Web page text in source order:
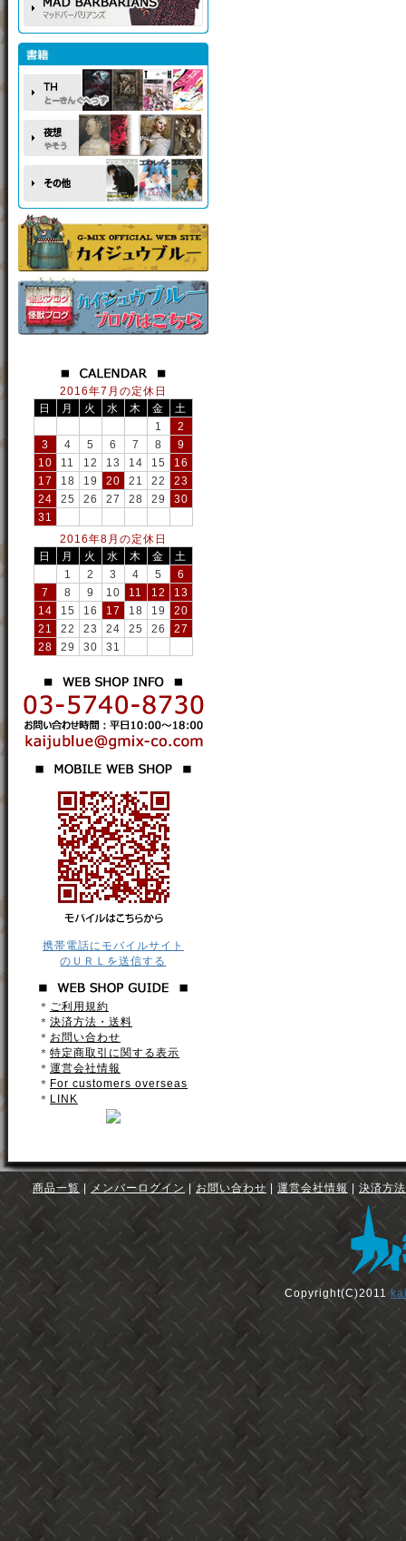
2016年7月の定休日
日
月 火 水 木 金
土
1
2
3
4 5 6 7 8
9
10
11 12 13 14 15
16
17
18 19 20 21 22
23
24
25 26 27 28 29
30
31
2016年8月の定休日
日
月 火 水 木 金
土
1
2 3 4 5
6
7
8 9 10 11 12
13
14
15 16 17 18 19
20
21
22 23 24 25 26
27
28
29 30 31
携帯電話にモバイルサイト
のＵＲＬを送信する
＊ ご利用規約
＊ 決済方法・送料
＊ お問い合わせ
＊ 特定商取引に関する表示
＊ 運営会社情報
＊ For customers overseas
＊ LINK
商品一覧 メンバーログイン お問い合わせ 運営会社情報 決済方
Copyright(C)2011